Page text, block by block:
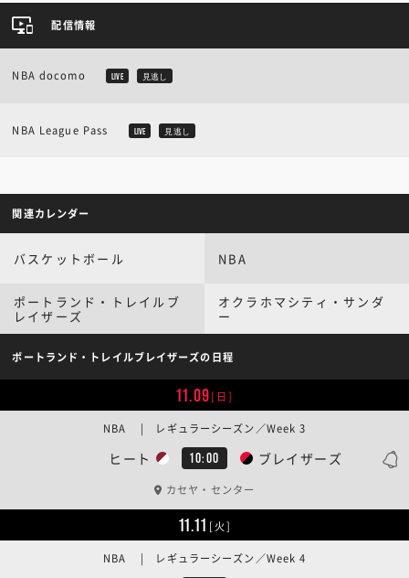
配信情報
NBA docomo LIVE 見逃し
NBA League Pass LIVE 見逃し
関連カレンダー
バスケットボール NBA
ポートランド・トレイルブ
レイザーズ
オクラホマシティ・サンダ
ー
ポートランド・トレイルブレイザーズの日程
11.09[日]
ヒート 10:00 ブレイザーズ
NBA | レギュラーシーズン／Week 3
カセヤ・センター
11.11 [火]
NBA | レギュラーシーズン／Week 4